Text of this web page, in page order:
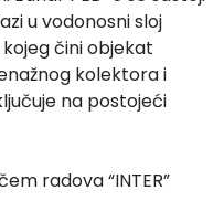
u vodonosni sloj
čini objekat
kolektora i
na postojeći
radova “INTER”